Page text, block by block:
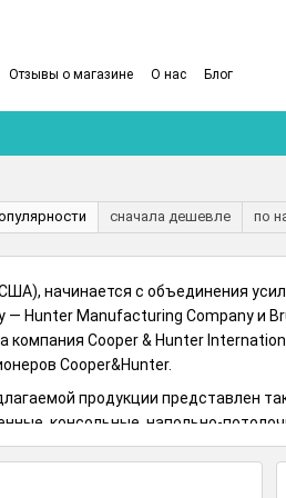
Отзывы о магазине О нас
Блог
сначала дешевле по
начинается с объединения
— Hunter Manufacturing Company и
компания Cooper & Hunter
Сooper&Hunter.
продукции представлен
консольные, напольно-